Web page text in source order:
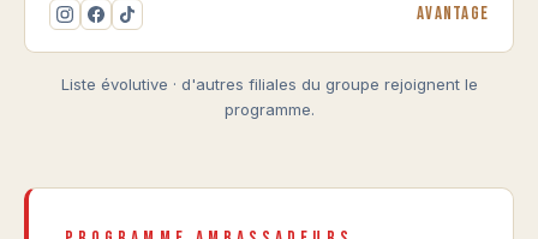
Avantage
Liste évolutive · d'autres filiales du groupe rejoignent le
programme.